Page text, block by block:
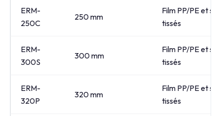
ERM-
250C
250 mm
Film PP/PE et
tissés
ERM-
300S
300 mm
Film PP/PE et
tissés
ERM-
320P
320 mm
Film PP/PE et
tissés